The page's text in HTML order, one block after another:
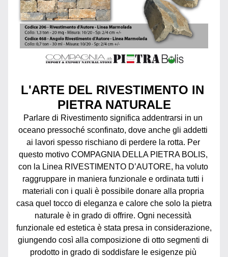
L'ARTE DEL RIVESTIMENTO IN
PIETRA NATURALE
Parlare di Rivestimento significa addentrarsi in un
oceano pressoché sconfinato, dove anche gli addetti
ai lavori spesso rischiano di perdere la rotta. Per
questo motivo COMPAGNIA DELLA PIETRA BOLIS,
con la Linea RIVESTIMENTO D’AUTORE, ha voluto
raggruppare in maniera funzionale e ordinata tutti i
materiali con i quali è possibile donare alla propria
casa quel tocco di eleganza e calore che solo la pietra
naturale è in grado di offrire. Ogni necessità
funzionale ed estetica è stata presa in considerazione,
giungendo così alla composizione di otto segmenti di
prodotto in grado di soddisfare le esigenze più